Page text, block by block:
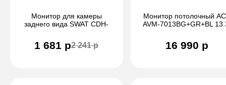
Монитор для камеры
заднего вида SWAT CDH-
1 681 р2 241 р
Монитор потолочный
AVM-7013BG+GR+BL
16 990 р